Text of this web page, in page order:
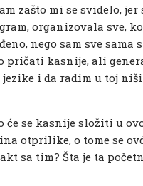
zašto mi se svidelo, jer
organizovala sve,
nego sam sve sama
pričati kasnije, ali
i da radim u toj niši
će se kasnije složiti u
otprilike, o tome se
sa tim? Šta je ta